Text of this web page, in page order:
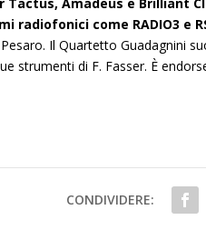
radiofonici come RADIO3 e
Il Quartetto Guadagnini
strumenti di F. Fasser. È
CONDIVIDERE: